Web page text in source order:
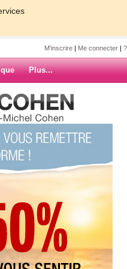
M'inscrire | Me connecter |
Plus...